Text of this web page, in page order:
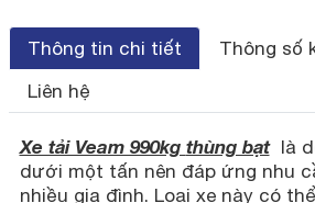
Thông tin chi tiết
Thông số
Liên hệ
Xe tải Veam 990kg thùng bạt là
dưới một tấn nên đáp ứng nhu
nhiều gia đình. Loại xe này có